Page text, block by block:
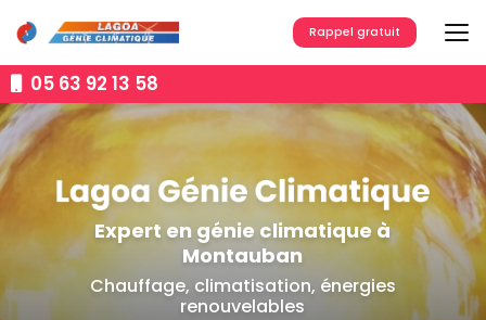
au
contenu
principal05 63 92 13 58
Rappel gratuit
Expert en génie climatique à
Montauban
Chauffage, climatisation, énergies
renouvelables